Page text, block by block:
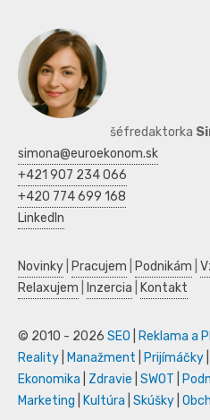
šéfredaktorka
simona@euroekonom.sk
+421 907 234 066
+420 774 699 168
LinkedIn
Novinky Pracujem Podnikám
Relaxujem
Inzercia Kontakt
© 2010 - 2026 SEO Reklama a
Reality
Manažment Prijímáčky
Ekonomika
Zdravie SWOT
Marketing
Kultúra Skúšky